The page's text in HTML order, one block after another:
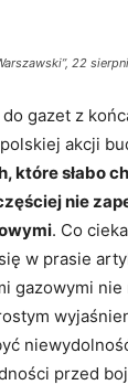
22
gazet z
akcji
które słabo
nie
. Co
w prasie
gazowymi
przed